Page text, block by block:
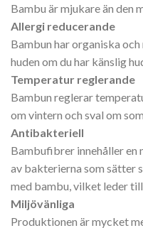
Bambu är mjukare än den
Allergi reducerande
Bambun har organiska
huden om du har känslig
Temperatur reglerande
Bambun reglerar
om vintern och sval om
Antibakteriell
Bambufibrer innehåller
av bakterierna som sätter
med bambu, vilket leder
Miljövänliga
Produktionen är mycket